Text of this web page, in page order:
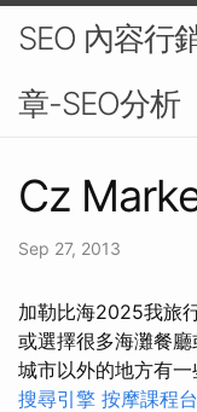
SEO 內容行
章-SEO分析
Cz
Sep 27, 2013
加勒比海2025我旅
或選擇很多海灘餐廳
城市以外的地方有一
搜尋引擎 按摩課程